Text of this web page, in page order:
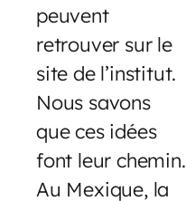
peuvent
retrouver sur le
site de l’institut.
Nous savons
que ces idées
font leur chemin.
Au Mexique, la